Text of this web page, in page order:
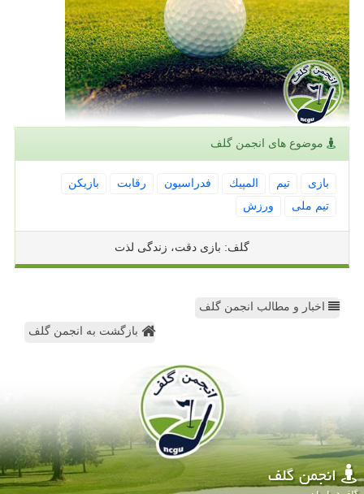
موضوع های انجمن گلف
بازی تیم المپیك فدراسیون رقابت
بازیكن
تیم ملی
ورزش
گلف: بازی دقت، زندگی لذت
اخبار و مطالب انجمن گلف
بازگشت به انجمن گلف
انجمن گلف